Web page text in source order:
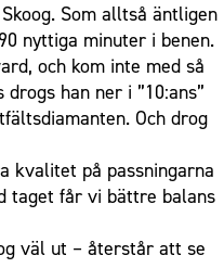
Som alltså äntligen
nyttiga minuter i benen.
och kom inte med så
han ner i ”10:ans”
Och drog
kvalitet på passningarna
taget får vi bättre balans
väl ut – återstår att se